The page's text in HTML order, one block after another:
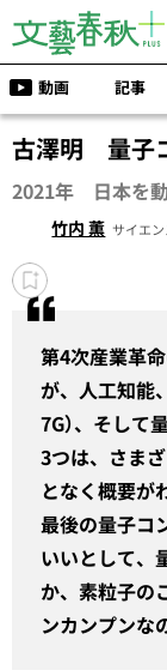
動画 記事
古澤明 量子
2021年 日本を
竹内 薫 サイエ
第4次産業革
が、人工知能
7G）、そして
3つは、さま
となく概要が
最後の量子コ
いいとして、
か、素粒子の
ンカンプンな